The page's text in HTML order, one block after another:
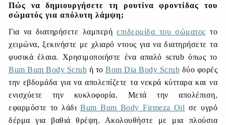
Πώς να δημιουργήσετε τη ρουτίνα φροντίδας του
σώματός για απόλυτη λάμψη;
Για να διατηρήσετε λαμπερήεπιδερμίδα του σώματος το
χειμώνα, ξεκινήστε με χλιαρό ντους για να διατηρήσετε τα
φυσικά έλαια. Χρησιμοποιήστε ένα απαλό scrub όπως το
Bum Bum Body Scrub ή το Bom Dia Body Scrub δύο φορές
την εβδομάδα για να απολεπίζετε τα νεκρά κύτταρα και να
ενισχύετε την κυκλοφορία. Μετά την απολέπιση,
εφαρμόστε το λάδιBum Bum Body Firmeza Oil σε υγρό
δέρμα για βαθιά θρέψη. Ακολουθήστε με μια πλούσια